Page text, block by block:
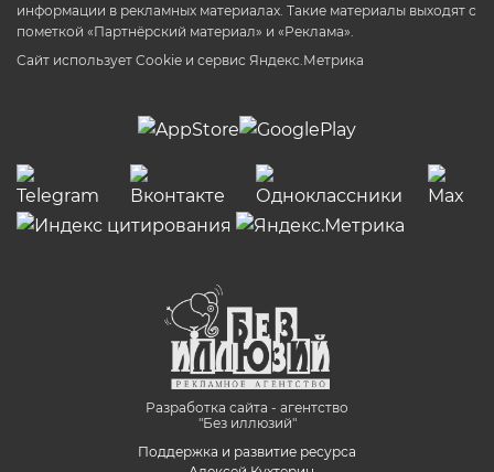
информации в рекламных материалах. Такие материалы выходят с
пометкой «Партнёрский материал» и «Реклама».
Сайт использует Cookie и сервиc Яндекс.Метрика
Разработка сайта - агентство
"Без иллюзий"
Поддержка и развитие ресурса